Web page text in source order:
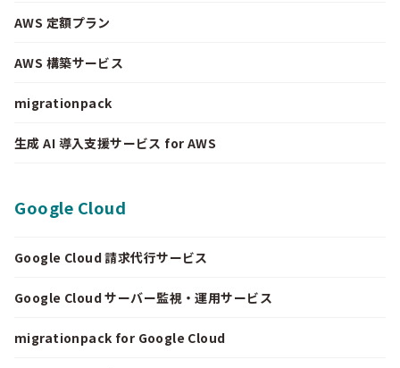
AWS 定額プラン
AWS 構築サービス
migrationpack
生成 AI 導入支援サービス for AWS
Google Cloud
Google Cloud 請求代行サービス
Google Cloud サーバー監視・運用サービス
migrationpack for Google Cloud